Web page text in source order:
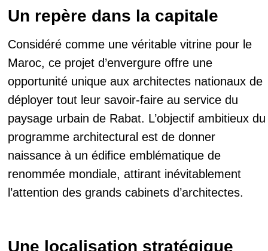
Un repère dans la capitale
Considéré comme une véritable vitrine pour le
Maroc, ce projet d’envergure offre une
opportunité unique aux architectes nationaux de
déployer tout leur savoir-faire au service du
paysage urbain de Rabat. L’objectif ambitieux du
programme architectural est de donner
naissance à un édifice emblématique de
renommée mondiale, attirant inévitablement
l’attention des grands cabinets d’architectes.
Une localisation stratégique